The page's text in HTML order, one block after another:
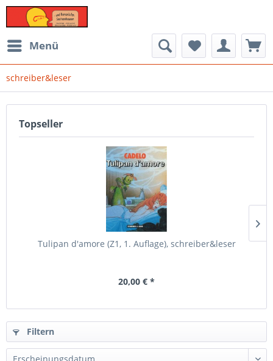
Menü
schreiber&leser
Topseller
Tulipan d'amore (Z1, 1. Auflage), schreiber&leser
20,00 € *
Filtern